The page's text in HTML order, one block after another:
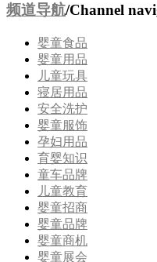
频道导航/Channel
婴童食品
婴童用品
儿童玩具
寝居用品
安全洗护
婴童服饰
孕妇用品
育婴知识
童车品牌
儿童教育
婴童招商
婴童品牌
婴童商机
婴童展会